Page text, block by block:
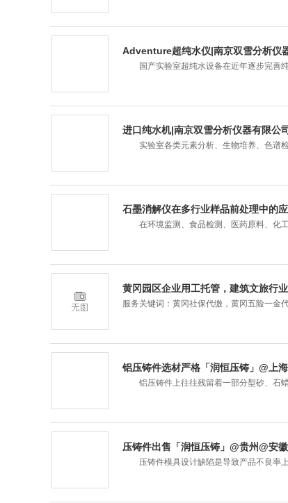
Adventure超纯水仪|南京双雪分析仪
国产实验室超纯水设备在近年逐步完善纯
进口纯水机|南京双雪分析仪器有限公司
实验室各类元素分析、生物培养、色谱检
石墨消解仪在多行业样品前处理中的
在环境监测、食品检测、医药原料、化工
黄冈园区企业用工托管，建筑文旅行
服务关键词：黄冈社保代缴，黄冈五险一金
铝压铸件选材严格「润恒压铸」@上
铝压铸件上往往残留着一部分型砂、石蜡
压铸件出售「润恒压铸」@贵州@安
压铸件模具设计缺陷是导致产品不良率上